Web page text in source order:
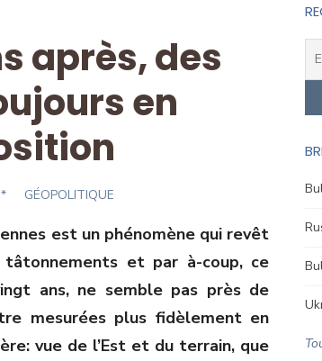
après, des
en
GÉOPOLITIQUE
est un phénomène qui revêt
et par à-coup, ce
ans, ne semble pas près de
mesurées plus fidèlement en
vue de l’Est et du terrain, que